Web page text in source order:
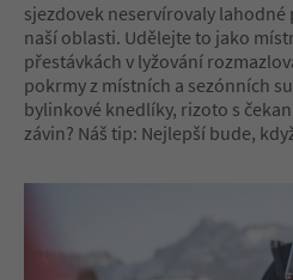
sjezdovek neservírovaly lahodné
naší oblasti. Udělejte to jako
přestávkách v lyžování
pokrmy z místních a sezónních
bylinkové knedlíky, rizoto s
závin? Náš tip: Nejlepší bude,